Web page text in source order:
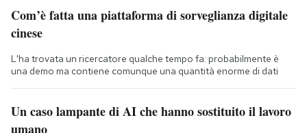
Com’è fatta una piattaforma di sorveglianza digitale
cinese
L'ha trovata un ricercatore qualche tempo fa: probabilmente è
una demo ma contiene comunque una quantità enorme di dati
Un caso lampante di AI che hanno sostituito il lavoro
umano